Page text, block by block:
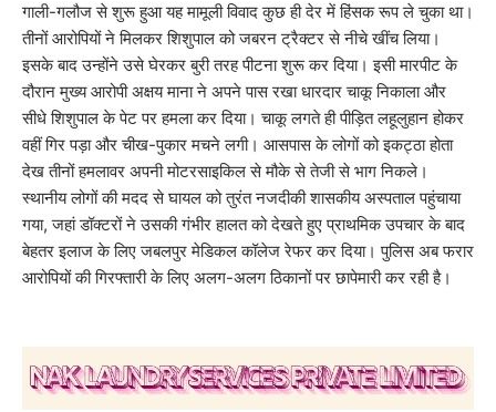
​गाली-गलौज से शुरू हुआ यह मामूली विवाद कुछ ही देर में हिंसक रूप ले चुका था।
तीनों आरोपियों ने मिलकर शिशुपाल को जबरन ट्रैक्टर से नीचे खींच लिया।
इसके बाद उन्होंने उसे घेरकर बुरी तरह पीटना शुरू कर दिया। इसी मारपीट के
दौरान मुख्य आरोपी अक्षय माना ने अपने पास रखा धारदार चाकू निकाला और
सीधे शिशुपाल के पेट पर हमला कर दिया। चाकू लगते ही पीड़ित लहूलुहान होकर
वहीं गिर पड़ा और चीख-पुकार मचने लगी। आसपास के लोगों को इकट्ठा होता
देख तीनों हमलावर अपनी मोटरसाइकिल से मौके से तेजी से भाग निकले।
स्थानीय लोगों की मदद से घायल को तुरंत नजदीकी शासकीय अस्पताल पहुंचाया
गया, जहां डॉक्टरों ने उसकी गंभीर हालत को देखते हुए प्राथमिक उपचार के बाद
बेहतर इलाज के लिए जबलपुर मेडिकल कॉलेज रेफर कर दिया। पुलिस अब फरार
आरोपियों की गिरफ्तारी के लिए अलग-अलग ठिकानों पर छापेमारी कर रही है।